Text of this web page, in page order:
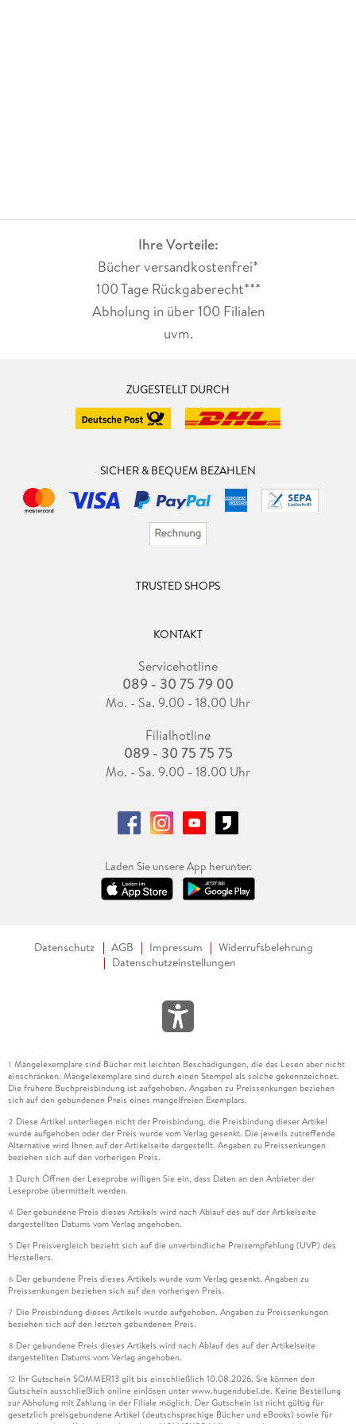
Ihre Vorteile:
Bücher versandkostenfrei*
100 Tage Rückgaberecht***
Abholung in über 100 Filialen
uvm.
ZUGESTELLT DURCH
SICHER & BEQUEM BEZAHLEN
TRUSTED SHOPS
KONTAKT
Servicehotline
089 - 30 75 79 00
Mo. - Sa. 9.00 - 18.00 Uhr
Filialhotline
089 - 30 75 75 75
Mo. - Sa. 9.00 - 18.00 Uhr
Laden Sie unsere App herunter.
Datenschutz AGB Impressum
Widerrufsbelehrung
Datenschutzeinstellungen
1 Mängelexemplare sind Bücher mit leichten Beschädigungen, die das Lesen aber nicht
einschränken. Mängelexemplare sind durch einen Stempel als solche gekennzeichnet.
Die frühere Buchpreisbindung ist aufgehoben. Angaben zu Preissenkungen beziehen
sich auf den gebundenen Preis eines mangelfreien Exemplars.
2 Diese Artikel unterliegen nicht der Preisbindung, die Preisbindung dieser Artikel
wurde aufgehoben oder der Preis wurde vom Verlag gesenkt. Die jeweils zutreffende
Alternative wird Ihnen auf der Artikelseite dargestellt. Angaben zu Preissenkungen
beziehen sich auf den vorherigen Preis.
3 Durch Öffnen der Leseprobe willigen Sie ein, dass Daten an den Anbieter der
Leseprobe übermittelt werden.
4 Der gebundene Preis dieses Artikels wird nach Ablauf des auf der Artikelseite
dargestellten Datums vom Verlag angehoben.
5 Der Preisvergleich bezieht sich auf die unverbindliche Preisempfehlung (UVP) des
Herstellers.
6 Der gebundene Preis dieses Artikels wurde vom Verlag gesenkt. Angaben zu
Preissenkungen beziehen sich auf den vorherigen Preis.
7 Die Preisbindung dieses Artikels wurde aufgehoben. Angaben zu Preissenkungen
beziehen sich auf den letzten gebundenen Preis.
8 Der gebundene Preis dieses Artikels wird nach Ablauf des auf der Artikelseite
dargestellten Datums vom Verlag angehoben.
12 Ihr Gutschein SOMMER13 gilt bis einschließlich 10.08.2026. Sie können den
Gutschein ausschließlich online einlösen unter www.hugendubel.de. Keine Bestellung
zur Abholung mit Zahlung in der Filiale möglich. Der Gutschein ist nicht gültig für
gesetzlich preisgebundene Artikel (deutschsprachige Bücher und eBooks) sowie für